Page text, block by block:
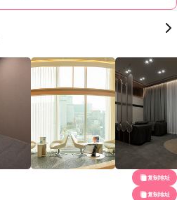
复制地址
复制地址